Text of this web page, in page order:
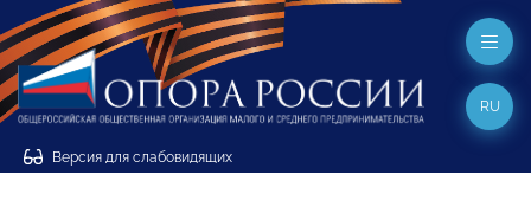
Версия для слабовидящих
RU